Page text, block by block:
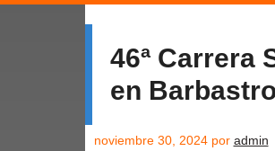
contenido
46ª Carrera
en
noviembre 30, 2024 por admin